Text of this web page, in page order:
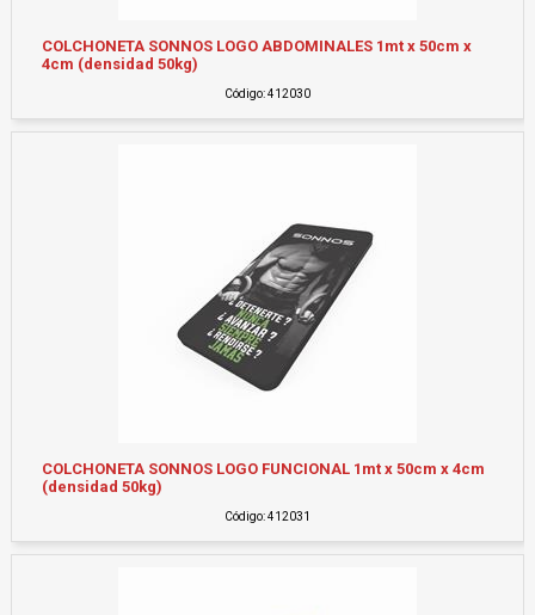
COLCHONETA SONNOS LOGO ABDOMINALES 1mt x 50cm x
4cm (densidad 50kg)
Código: 412030
COLCHONETA SONNOS LOGO FUNCIONAL 1mt x 50cm x 4cm
(densidad 50kg)
Código: 412031